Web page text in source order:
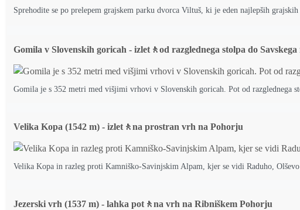
Sprehodite se po prelepem grajskem parku dvorca Viltuš, ki je eden najlepših
Gomila v Slovenskih goricah - izlet🚶od razglednega stolpa do
Gomila je s 352 metri med višjimi vrhovi v Slovenskih goricah. Pot od razglednega
Velika Kopa (1542 m) - izlet🚶na prostran vrh na Pohorju
Velika Kopa in razleg proti Kamniško-Savinjskim Alpam, kjer se vidi Raduho,
Jezerski vrh (1537 m) - lahka pot🚶na vrh na Ribniškem Pohorju